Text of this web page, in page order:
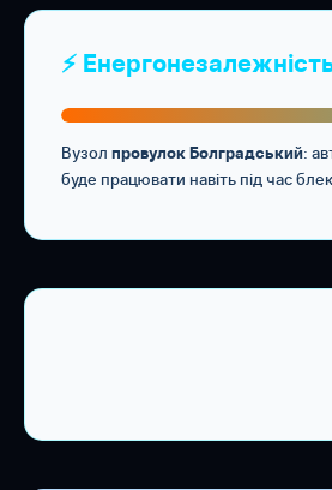
⚡
Вузол провулок Болградський:
буде працювати навіть під час